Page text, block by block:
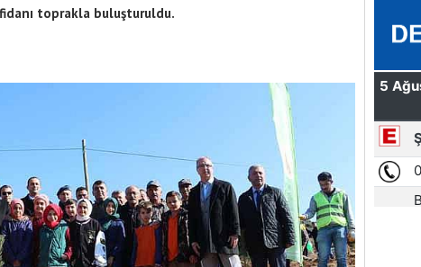
fidanı toprakla buluşturuldu.